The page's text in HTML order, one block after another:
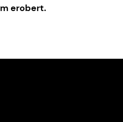
erobert.